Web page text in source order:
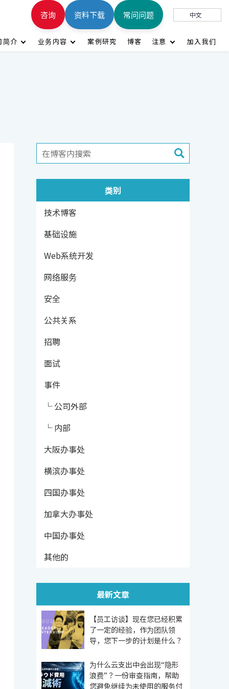
简介 业务内容 案例研究 博客 注意 加入我们
咨询 资料下载 常问问题 中文
类别
技术博客
基础设施
Web系统开发
网络服务
安全
公共关系
招聘
面试
事件
└ 公司外部
└ 内部
大阪办事处
横滨办事处
四国办事处
加拿大办事处
中国办事处
其他的
最新文章
【员工访谈】现在您已经积累
了一定的经验，作为团队领
导，您下一步的计划是什么？
为什么云支出中会出现“隐形
浪费”？一份审查指南，帮助
您避免继续为未使用的服务付